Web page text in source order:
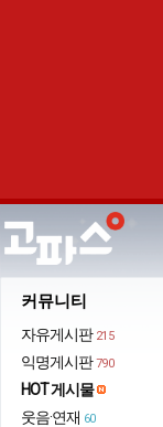
커뮤니티
자유게시판 215
익명게시판 790
HOT 게시물
웃음·연재 60